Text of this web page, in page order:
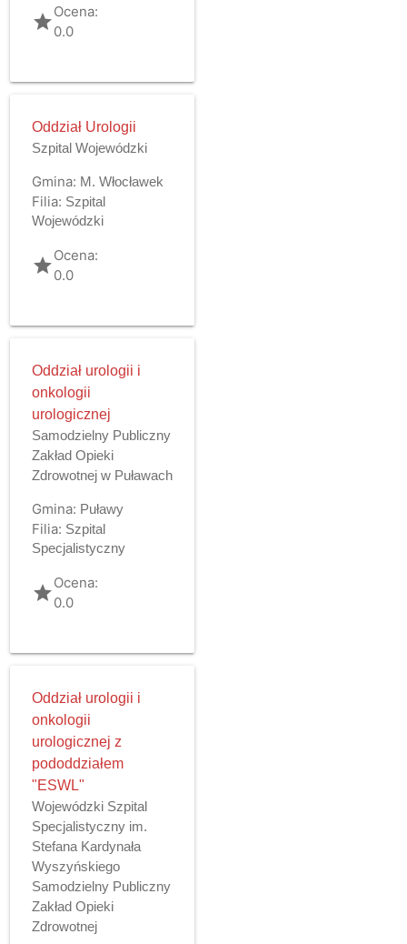
gradeOcena:
0.0
Oddział Urologii
Szpital Wojewódzki
Gmina: M. Włocławek
Filia: Szpital
Wojewódzki
gradeOcena:
0.0
Oddział urologii i
onkologii
urologicznej
Samodzielny Publiczny
Zakład Opieki
Zdrowotnej w Puławach
Gmina: Puławy
Filia: Szpital
Specjalistyczny
gradeOcena:
0.0
Oddział urologii i
onkologii
urologicznej z
pododdziałem
"ESWL"
Wojewódzki Szpital
Specjalistyczny im.
Stefana Kardynała
Wyszyńskiego
Samodzielny Publiczny
Zakład Opieki
Zdrowotnej